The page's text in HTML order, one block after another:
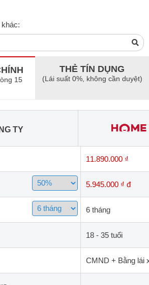
15
THẺ TÍN DỤNG
(Lái suất 0%, không cần duyệt)
TY
11.890.000 ₫
5.945.000 ₫ đ
6 tháng
18 - 35 tuổi
CMND + Bằng lái